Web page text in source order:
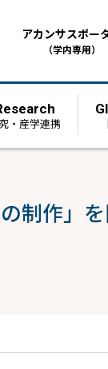
アカンサスポー
（学内専用）
・産学連携
制作」